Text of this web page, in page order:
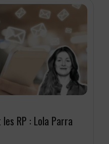
RP : Lola Parra